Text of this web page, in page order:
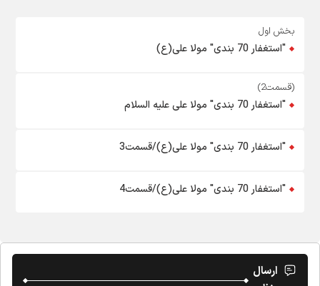
بخش اول
"استغفار 70 بندی" مولا علی(ع)
(قسمت2)
"استغفار 70 بندی" مولا علی علیه السلام
"استغفار 70 بندی" مولا علی(ع)/قسمت3
"استغفار 70 بندی" مولا علی(ع)/قسمت4
ارسال